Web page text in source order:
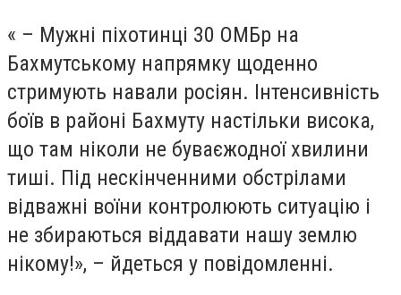
« – Мужні піхотинці 30 ОМБр на
Бахмутському напрямку щоденно
стримують навали росіян. Інтенсивність
боїв в районі Бахмуту настільки висока,
що там ніколи не буваєжодної хвилини
тиші. Під нескінченними обстрілами
відважні воїни контролюють ситуацію і
не збираються віддавати нашу землю
нікому!», – йдеться у повідомленні.